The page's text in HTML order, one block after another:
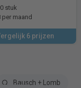
stuk
per maand
6 prijzen
Bausch + Lomb